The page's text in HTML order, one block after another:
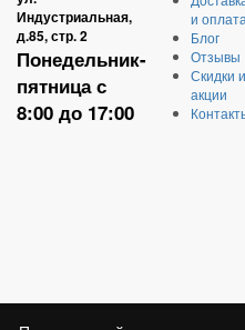
Индустриальная,
д.85, стр. 2
Понедельник-
пятница с
8:00 до 17:00
и оплата
Блог
Отзывы
Скидки и
акции